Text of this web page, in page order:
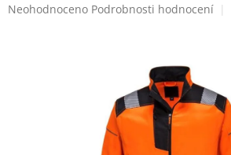
Průměrné
Neohodnoceno Podrobnosti hodnocení